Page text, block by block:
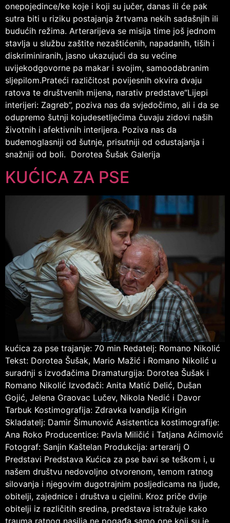
onepojedince/ke koje i koji su jučer, danas ili će pak
sutra biti u riziku postajanja žrtvama nekih sadašnjih ili
budućih režima. Arterarijeva se misija time još jednom
stavlja u službu zaštite nezaštićenih, napadanih, tiših i
diskriminiranih, jasno ukazujući da su većine
uvijekodgovorne pa makar i svojim, samoodabranim
sljepilom.Prateći različitost povijesnih okvira dvaju
ratova te društvenih mijena, narativ predstave“Lijepi
interijeri: Zagreb”, poziva nas da svjedočimo, ali i da se
odupremo šutnji kojudesetljećima čuvaju zidovi naših
životnih i afektivnih interijera. Poziva nas da
budemoglasniji od šutnje, prisutniji od odustajanja i
snažniji od boli. Dorotea Šušak Galerija
KUĆICA ZA PSE
kućica za pse trajanje: 70 min Redatelj: Romano Nikolić
Tekst: Dorotea Šušak, Mario Mažić i Romano Nikolić u
suradnji s izvođačima Dramaturgija: Dorotea Šušak i
Romano Nikolić Izvođači: Anita Matić Delić, Dušan
Gojić, Jelena Graovac Lučev, Nikola Nedić i Davor
Tarbuk Kostimografija: Zdravka Ivandija Kirigin
Skladatelj: Damir Šimunović Asistentica kostimografije:
Ana Roko Producentice: Pavla Miličić i Tatjana Aćimović
Fotograf: Sanjin Kaštelan Produkcija: arterarij O
Predstavi Predstava Kućica za pse bavi se teškom i, u
našem društvu nedovoljno otvorenom, temom ratnog
silovanja i njegovim dugotrajnim posljedicama na ljude,
obitelji, zajednice i društva u cjelini. Kroz priče dvije
obitelji iz različitih sredina, predstava istražuje kako
trauma ratnog nasilja ne pogađa samo one koji su je